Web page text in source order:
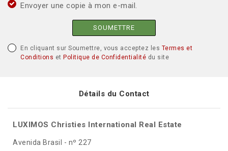
Envoyer une copie à mon e-mail.
SOUMETTRE
En cliquant sur Soumettre, vous acceptez les Termes et
Conditions et Politique de Confidentialité du site
Détails du Contact
LUXIMOS Christies International Real Estate
Avenida Brasil - nº 227